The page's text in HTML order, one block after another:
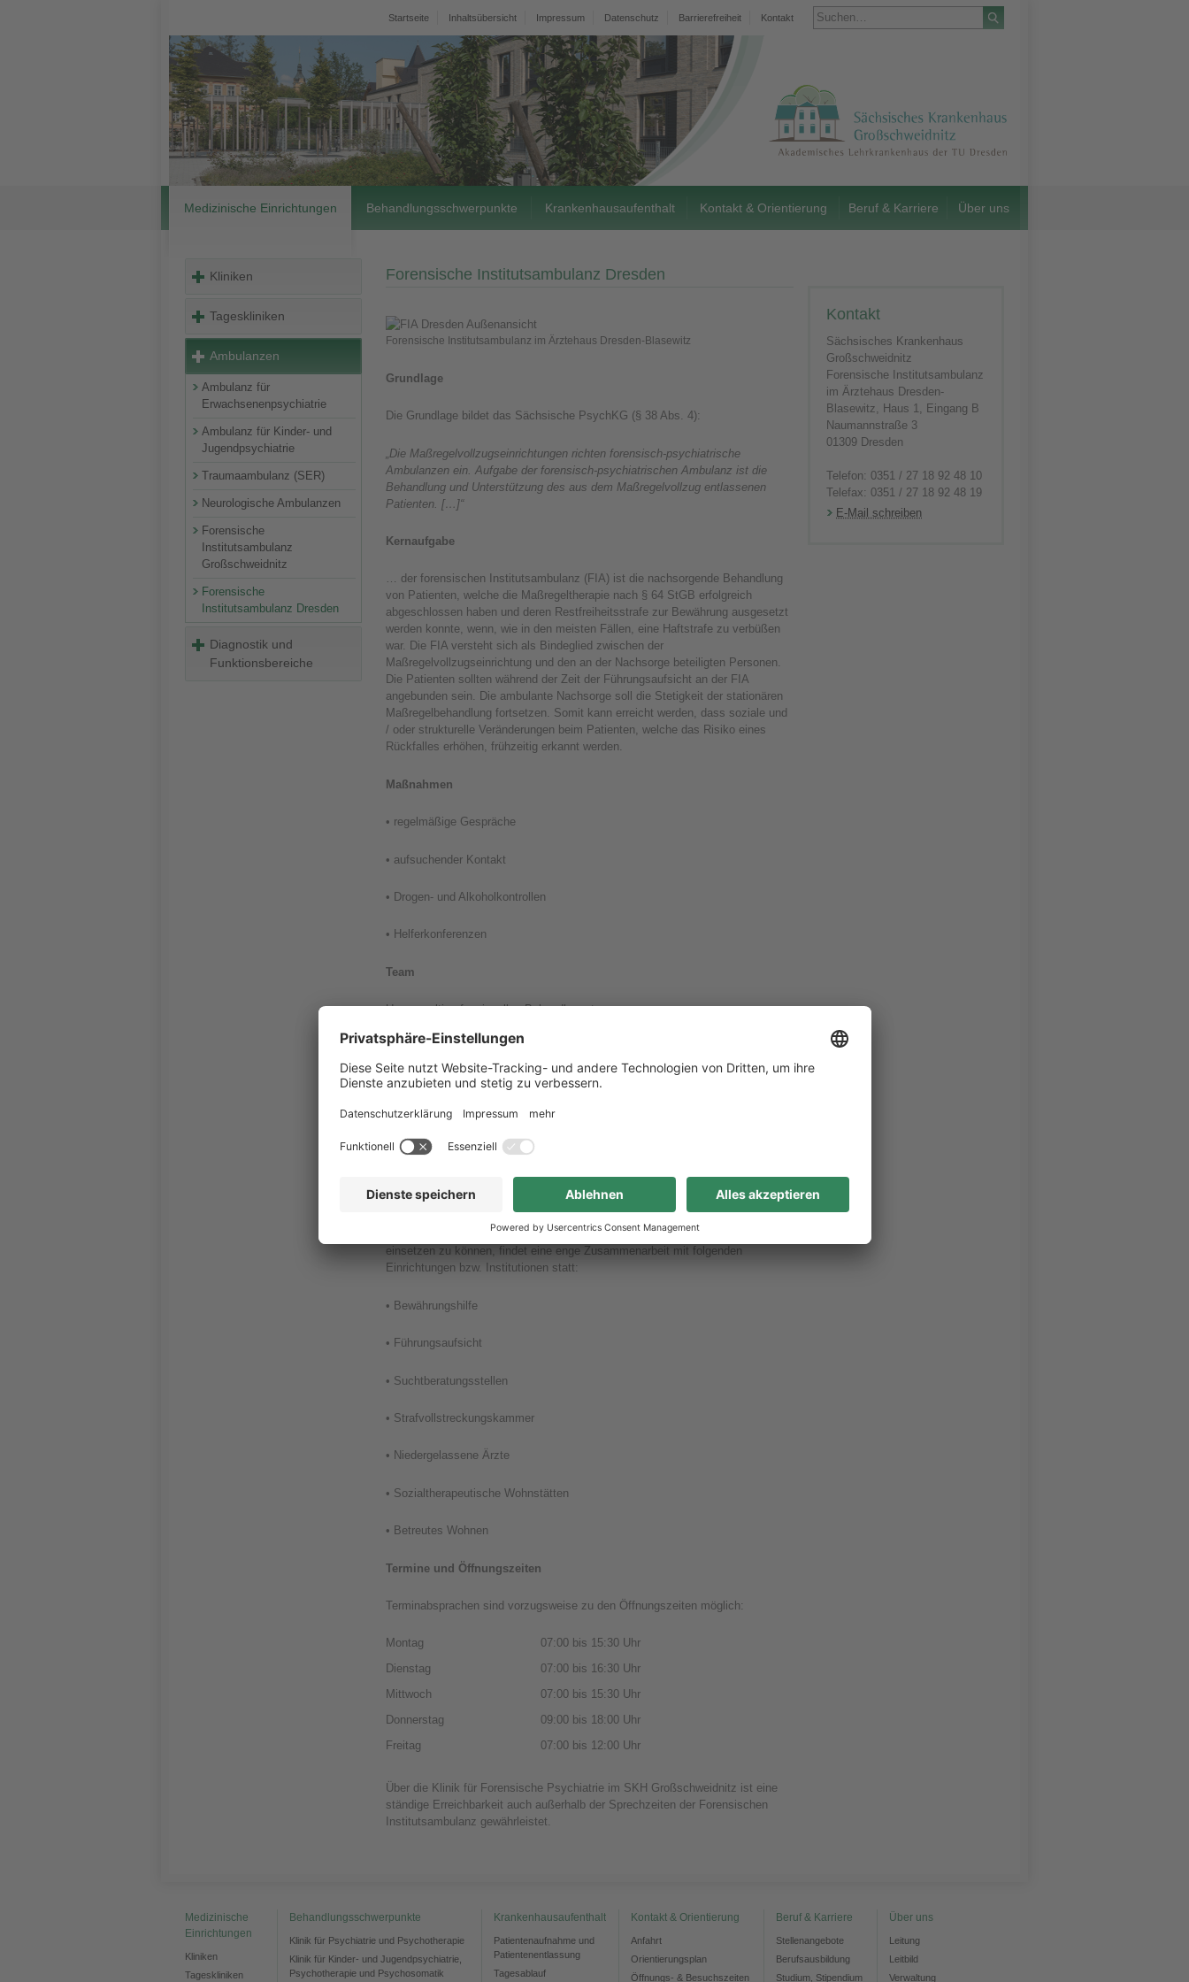
Startseite Inhaltsübersicht Impressum Datenschutz Barrierefreiheit Kontakt
Medizinische Einrichtungen Behandlungsschwerpunkte Krankenhausaufenthalt Kontakt & Orientierung Beruf & Karriere Über uns
Kliniken
Tageskliniken
Ambulanzen
Ambulanz für
Erwachsenenpsychiatrie
Ambulanz für Kinder- und
Jugendpsychiatrie
Traumaambulanz (SER)
Neurologische Ambulanzen
Forensische
Institutsambulanz
Großschweidnitz
Forensische
Institutsambulanz Dresden
Diagnostik und
Funktionsbereiche
Forensische Institutsambulanz Dresden
Forensische Institutsambulanz im Ärztehaus Dresden-Blasewitz
Grundlage
Die Grundlage bildet das Sächsische PsychKG (§ 38 Abs. 4):
„Die Maßregelvollzugseinrichtungen richten forensisch-psychiatrische
Ambulanzen ein. Aufgabe der forensisch-psychiatrischen Ambulanz ist die
Behandlung und Unterstützung des aus dem Maßregelvollzug entlassenen
Patienten. […]“
Kernaufgabe
… der forensischen Institutsambulanz (FIA) ist die nachsorgende Behandlung
von Patienten, welche die Maßregeltherapie nach § 64 StGB erfolgreich
abgeschlossen haben und deren Restfreiheitsstrafe zur Bewährung ausgesetzt
werden konnte, wenn, wie in den meisten Fällen, eine Haftstrafe zu verbüßen
war. Die FIA versteht sich als Bindeglied zwischen der
Maßregelvollzugseinrichtung und den an der Nachsorge beteiligten Personen.
Die Patienten sollten während der Zeit der Führungsaufsicht an der FIA
angebunden sein. Die ambulante Nachsorge soll die Stetigkeit der stationären
Maßregelbehandlung fortsetzen. Somit kann erreicht werden, dass soziale und
/ oder strukturelle Veränderungen beim Patienten, welche das Risiko eines
Rückfalles erhöhen, frühzeitig erkannt werden.
Maßnahmen
• regelmäßige Gespräche
• aufsuchender Kontakt
• Drogen- und Alkoholkontrollen
• Helferkonferenzen
Team
Unser multiprofessionelles Behandlungsteam:
• Facharzt für Psychiatrie und Psychotherapie
• Psychologe
• Sozialdienst
• Pflegedienst
Kooperationspartner
Um die vorhandenen Ressourcen optimal für die Betreuung der Patienten
einsetzen zu können, findet eine enge Zusammenarbeit mit folgenden
Einrichtungen bzw. Institutionen statt:
• Bewährungshilfe
• Führungsaufsicht
• Suchtberatungsstellen
• Strafvollstreckungskammer
• Niedergelassene Ärzte
• Sozialtherapeutische Wohnstätten
• Betreutes Wohnen
Termine und Öffnungszeiten
Terminabsprachen sind vorzugsweise zu den Öffnungszeiten möglich:
Montag
07:00 bis 15:30 Uhr
Dienstag
07:00 bis 16:30 Uhr
Mittwoch
07:00 bis 15:30 Uhr
Donnerstag
09:00 bis 18:00 Uhr
Freitag
07:00 bis 12:00 Uhr
Über die Klinik für Forensische Psychiatrie im SKH Großschweidnitz ist eine
ständige Erreichbarkeit auch außerhalb der Sprechzeiten der Forensischen
Institutsambulanz gewährleistet.
Kontakt
Sächsisches Krankenhaus
Großschweidnitz
Forensische Institutsambulanz
im Ärztehaus Dresden-
Blasewitz, Haus 1, Eingang B
Naumannstraße 3
01309 Dresden
Telefon: 0351 / 27 18 92 48 10
Telefax: 0351 / 27 18 92 48 19
E-Mail schreiben
Medizinische
Einrichtungen
Kliniken
Tageskliniken
Behandlungsschwerpunkte
Klinik für Psychiatrie und Psychotherapie
Klinik für Kinder- und Jugendpsychiatrie,
Psychotherapie und Psychosomatik
Krankenhausaufenthalt
Patientenaufnahme und
Patientenentlassung
Tagesablauf
Kontakt & Orientierung
Anfahrt
Orientierungsplan
Öffnungs- & Besuchszeiten
Beruf & Karriere
Stellenangebote
Berufsausbildung
Studium, Stipendium
Über uns
Leitung
Leitbild
Verwaltung